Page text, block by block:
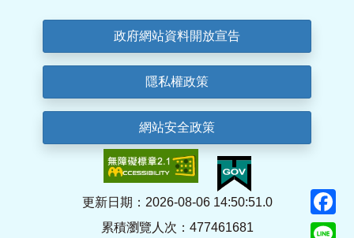
政府網站資料開放宣告
隱私權政策
網站安全政策
更新日期：2026-08-06 14:50:51.0
累積瀏覽人次：477461681